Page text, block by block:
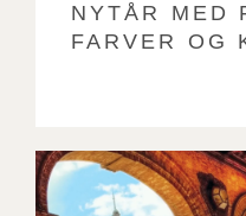
NYTÅR MED
FARVER OG